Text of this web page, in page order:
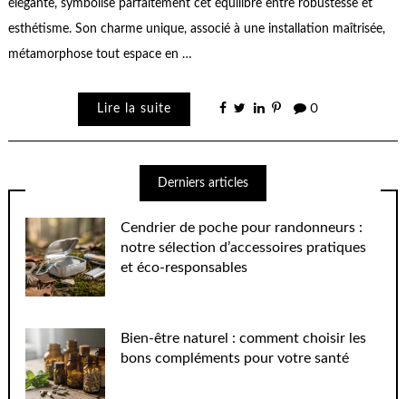
élégante, symbolise parfaitement cet équilibre entre robustesse et
esthétisme. Son charme unique, associé à une installation maîtrisée,
métamorphose tout espace en …
Lire la suite 0
Derniers articles
Cendrier de poche pour randonneurs :
notre sélection d’accessoires pratiques
et éco-responsables
Bien-être naturel : comment choisir les
bons compléments pour votre santé